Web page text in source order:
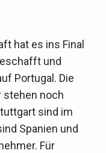
hat es ins Final
und
Portugal. Die
stehen noch
sind im
Spanien und
Für